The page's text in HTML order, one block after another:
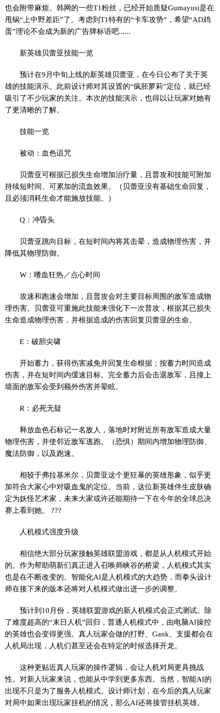
也会附带麻烦。韩网的一些T1粉丝，已经开始质疑Gumayusi是在
甩锅“上中野差距”了。考虑到T1特有的“卡车攻势”，希望“AD鸡
蛋”理论不会成为新的广告牌标语吧......
新英雄贝蕾亚技能一览
预计在9月中旬上线的新英雄贝蕾亚，在今日公布了关于英
雄的技能演示。此前设计师对其设置的“疯胚萝莉”定位，就已经
吸引了不少玩家的关注。本次的技能演示，也得以让玩家对她有
了更清晰的了解。
技能一览
被动：血色诅咒
贝蕾亚可根据已损失生命增加治疗量，且普攻和技能可附加
持续短时间、可累加的流血效果。（贝蕾亚没有基础生命回复，
且必须消耗生命才能施放技能。）
Q：冲昏头
贝蕾亚跳向目标，在短时间内将其击晕，造成物理伤害，并
降低其物理防御。
W：嗜血狂热／点心时间
攻速和跑速会增加，且普攻会对主要目标周围的敌军造成物
理伤害。贝蕾亚可重施此技能来强化下一次普攻，根据其已损失
生命造成物理伤害，并根据造成的伤害回复贝蕾亚的生命。
E：破胆尖啸
开始蓄力，获得伤害减免并回复生命根据；按蓄力时间造成
伤害，并在短时间内缓速目标。完全蓄力后会击退敌军，且撞上
墙面的敌军会受到额外伤害并晕眩。
R：必死无疑
释放血色石标记一名敌人，落地时对附近所有敌军造成大量
物理伤害，并使邻近敌军逃跑。（恐惧）期间内增加物理防御、
魔法防御，以及跑速。
相较于弗拉基米尔，贝蕾亚这个更狂暴的英雄形象，似乎更
加符合大家心中对吸血鬼的定位。当前，这位新英雄伴生皮肤确
定为妖怪艺术家，未来大家或许还能期待一下在今年的全球总决
赛上看到她。 ???
人机模式强度升级
相信绝大部分玩家接触英雄联盟游戏，都是从人机模式开始
的。作为帮助萌新们真正进入召唤师峡谷的桥梁，人机模式其实
也是在不断改变的。智能化AI是人机模式的大趋势，而拳头设计
师在接下来的版本还将对人机模式做出进一步的调整。
预计到10月份，英雄联盟游戏的新人机模式会正式测试。除
了难度超高的“末日人机”回归，普通人机模式中，由电脑AI操控
的英雄也会变得更强。真人玩家会做的打野、Gank、支援都会在
人机局出现，人机们甚至还会在特定的时候选择开龙。
这种更贴近真人玩家的操作逻辑，会让人机对局更具挑战
性。对新人玩家来说，也能从中学到更多东西。当然，智能AI的
出现不只是为了服务人机模式。设计师计划，在今后的真人玩家
对局中如果出现玩家挂机的情况，那么AI还将接管挂机英雄。